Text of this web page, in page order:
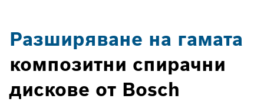
Разширяване на гамата
композитни спирачни
дискове от Bosch